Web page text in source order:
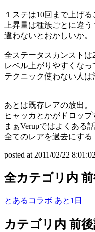
１ステは10回まで上げる
上昇量は種族ごとに違う
違わないとおかしいか。
全ステータスカンストは
レベル上がりやすくな
テクニック使わない人
あとは既存レアの放出。
ヒャッカとかがドロッ
まぁVerupではよくある話
全てのレアを過去にする
posted at 2011/02/22
全カテゴリ内
とあるコラボ あと1日
カテゴリ内 前